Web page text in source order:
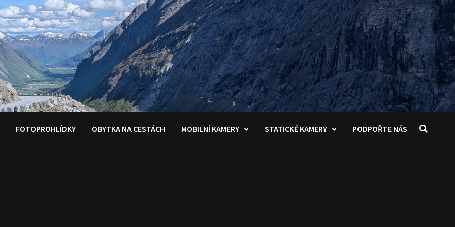
FOTOPROHLÍDKY OBYTKA NA CESTÁCH MOBILNÍ KAMERY STATICKÉ KAMERY PODPOŘTE NÁS